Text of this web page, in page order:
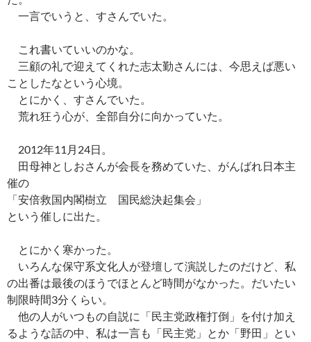
o
o
k
t
Li
k
一言でいうと、すさんでいた。
これ書いていいのかな。
三顧の礼で迎えてくれた志太勤さんには、今思えば悪い
ことしたなという心境。
とにかく、すさんでいた。
荒れ狂う心が、全部自分に向かっていた。
2012年11月24日。
田母神としおさんが会長を務めていた、がんばれ日本主
催の
「安倍救国内閣樹立 国民総決起集会」
という催しに出た。
とにかく寒かった。
いろんな保守系文化人が登壇して演説したのだけど、私
の出番は最後のほうでほとんど時間がなかった。だいたい
制限時間3分くらい。
他の人がいつもの自説に「民主党政権打倒」を付け加え
るような話の中、私は一言も「民主党」とか「野田」とい